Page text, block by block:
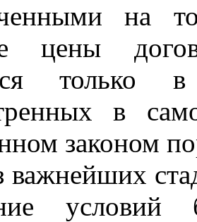
на
цены
в
законом